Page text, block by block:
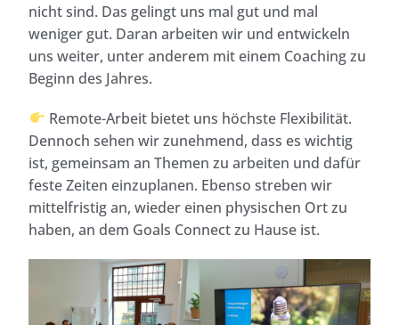
nicht sind. Das gelingt uns mal gut und mal
weniger gut. Daran arbeiten wir und entwickeln
uns weiter, unter anderem mit einem Coaching zu
Beginn des Jahres.
Remote-Arbeit bietet uns höchste Flexibilität.
Dennoch sehen wir zunehmend, dass es wichtig
ist, gemeinsam an Themen zu arbeiten und dafür
feste Zeiten einzuplanen. Ebenso streben wir
mittelfristig an, wieder einen physischen Ort zu
haben, an dem Goals Connect zu Hause ist.